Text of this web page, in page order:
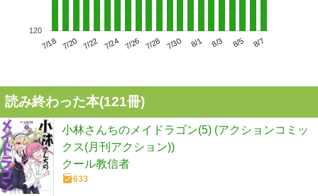
7/18 7/20 7/22 7/24 7/26 7/28 7/30 8/1 8/3 8/5 8/7
120
読み終わった本(121冊)
小林さんちのメイドラゴン(5) (アクションコミッ
クス(月刊アクション))
クール教信者
633